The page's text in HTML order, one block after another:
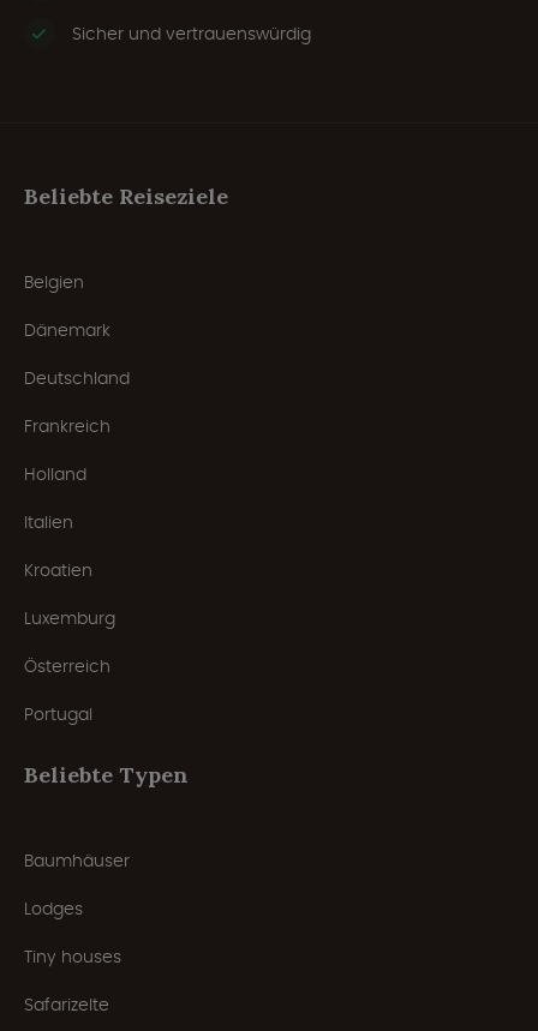
Sicher und vertrauenswürdig
Beliebte Reiseziele
Belgien
Dänemark
Deutschland
Frankreich
Holland
Italien
Kroatien
Luxemburg
Österreich
Portugal
Beliebte Typen
Baumhäuser
Lodges
Tiny houses
Safarizelte